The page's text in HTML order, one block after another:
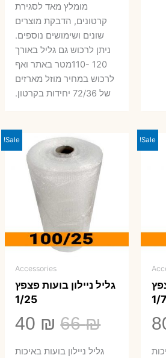
מומלץ מאד לסגירת
קרטונים, הדבקת מוצרים
שונים ושימושים נוספים.
ניתן לרכוש גם גליל באורך
120 -110מטר באתר ואף
לרכוש במחיר מוזל מארזים
של 72/36 יחידות בקרטון.
Sale!
1/
הנוכחי
Sale!
Accessories
גליל ניילון בועות פצפץ
1/25
66₪
המחיר
המקורי
40 ₪
גליל ניילון בועות באיכות